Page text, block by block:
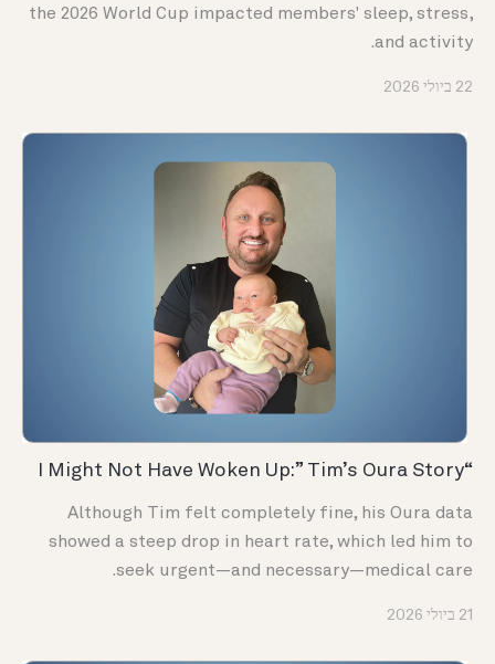
the 2026 World Cup impacted members' sleep, stress,
and activity.
22 ביולי 2026
“I Might Not Have Woken Up:” Tim’s Oura Story
Although Tim felt completely fine, his Oura data
showed a steep drop in heart rate, which led him to
seek urgent—and necessary—medical care.
21 ביולי 2026